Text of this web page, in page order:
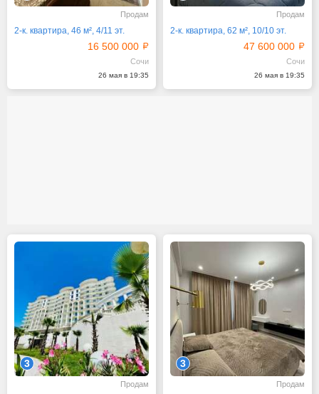
Продам
2-к. квартира, 46 м², 4/11 эт.
16 500 000
Сочи
26 мая в 19:35
Продам
2-к. квартира, 62 м², 10/10 эт.
47 600 000
Сочи
26 мая в 19:35
3
Продам
3
Продам